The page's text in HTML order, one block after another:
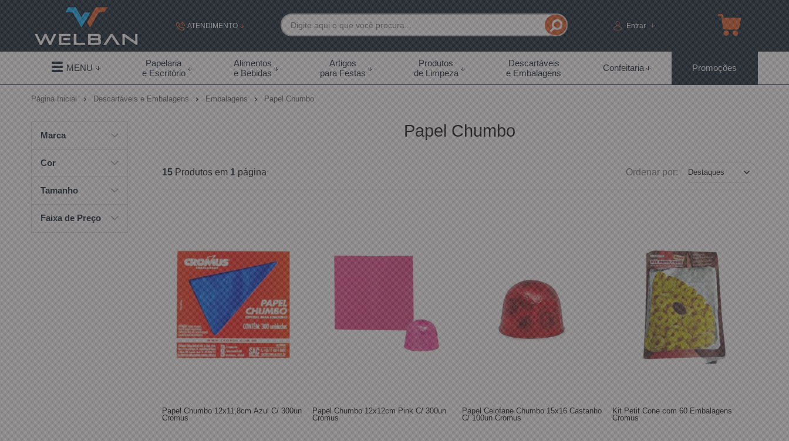
ATENDIMENTO
(19) 99855-7892
(19) 99855-7892
contato@welban.com.br
Segunda à sexta - 08:30h às 18:00h Sábados -
09:00h às 14:00h
Entrar
MENU
Papelaria
e Escritório
Alimentos
e Bebidas
Artigos
para Festas
Produtos
de Limpeza
Descartáveis
e Embalagens
Confeitaria Promoções
Página Inicial Descartáveis e Embalagens Embalagens Papel Chumbo
Marca
Cor
Tamanho
Faixa de Preço
Papel Chumbo
15 Produtos em 1 página Ordenar por:
Papel Chumbo 12x11,8cm Azul C/ 300un
Cromus
Papel Chumbo 12x12cm Pink C/ 300un
Cromus
Papel Celofane Chumbo 15x16 Castanho
C/ 100un Cromus
Kit Petit Cone com 60 Embalagens
Cromus